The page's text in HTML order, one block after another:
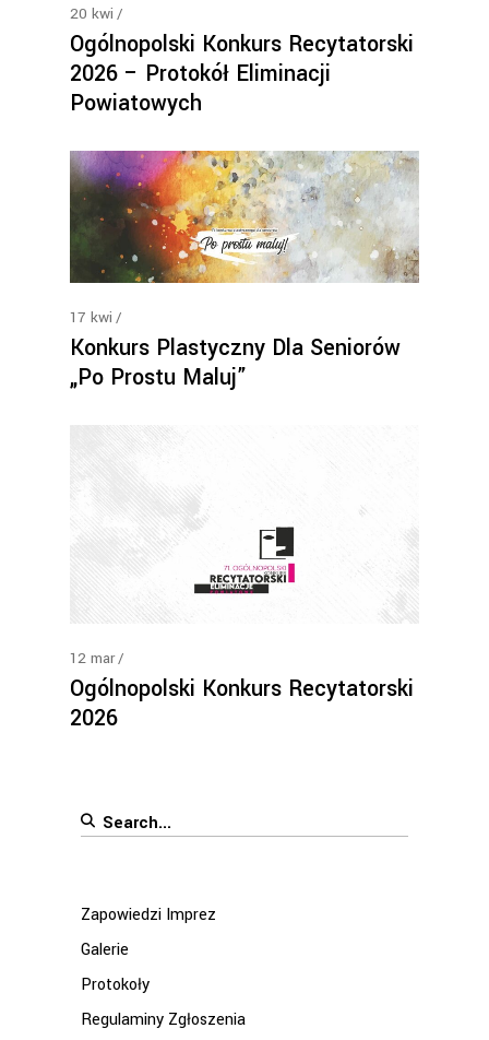
20 kwi
Ogólnopolski Konkurs Recytatorski
2026 – Protokół Eliminacji
Powiatowych
17 kwi
Konkurs Plastyczny Dla Seniorów
„Po Prostu Maluj”
12 mar
Ogólnopolski Konkurs Recytatorski
2026
Search
Zapowiedzi Imprez
Galerie
Protokoły
Regulaminy Zgłoszenia